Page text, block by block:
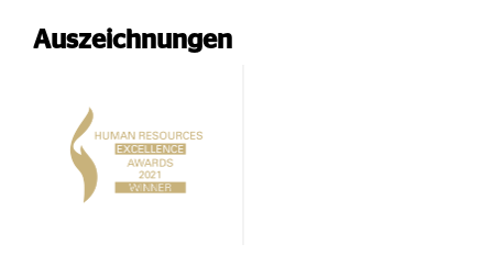
Auszeichnungen